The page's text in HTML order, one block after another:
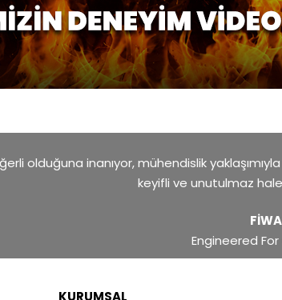
olduğuna inanıyor, mühendislik
keyifli ve unutulmaz
Engineered
KURUMSAL